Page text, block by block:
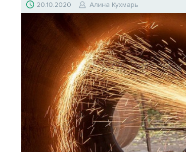
20.10.2020 Алина Кухмарь